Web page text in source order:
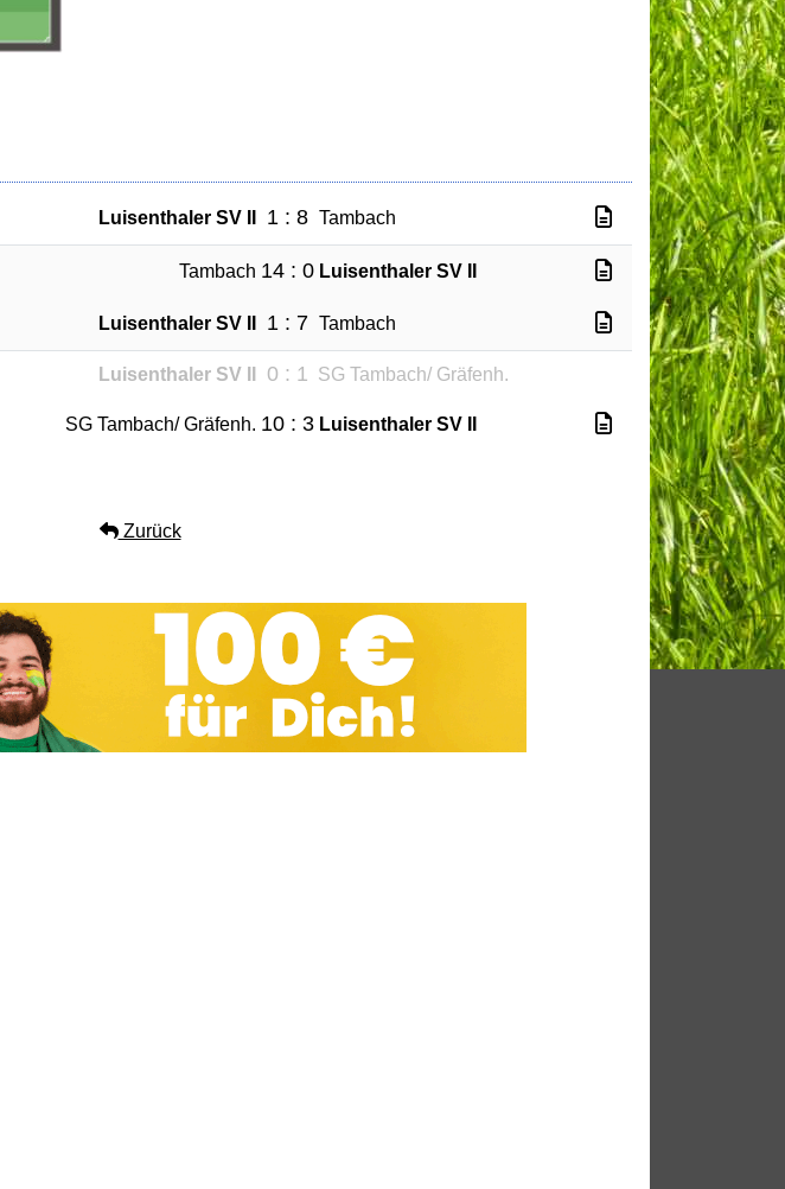
Luisenthaler SV II 1 : 8 Tambach
Tambach 14 : 0 Luisenthaler SV II
Luisenthaler SV II 1 : 7 Tambach
Luisenthaler SV II 0 : 1 SG Tambach/ Gräfenh.
SG Tambach/ Gräfenh. 10 : 3 Luisenthaler SV II
Zurück